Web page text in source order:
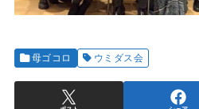
母ゴコロ ウミダス会